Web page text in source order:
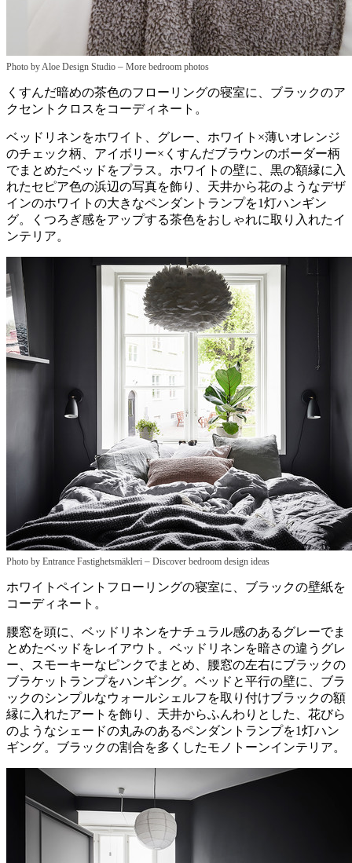
Photo by Aloe Design Studio – More bedroom photos
くすんだ暗めの茶色のフローリングの寝室に、ブラックのア
クセントクロスをコーディネート。
ベッドリネンをホワイト、グレー、ホワイト×薄いオレンジ
のチェック柄、アイボリー×くすんだブラウンのボーダー柄
でまとめたベッドをプラス。ホワイトの壁に、黒の額縁に入
れたセピア色の浜辺の写真を飾り、天井から花のようなデザ
インのホワイトの大きなペンダントランプを1灯ハンギン
グ。くつろぎ感をアップする茶色をおしゃれに取り入れたイ
ンテリア。
Photo by Entrance Fastighetsmäkleri – Discover bedroom design ideas
ホワイトペイントフローリングの寝室に、ブラックの壁紙を
コーディネート。
腰窓を頭に、ベッドリネンをナチュラル感のあるグレーでま
とめたベッドをレイアウト。ベッドリネンを暗さの違うグレ
ー、スモーキーなピンクでまとめ、腰窓の左右にブラックの
ブラケットランプをハンギング。ベッドと平行の壁に、ブラ
ックのシンプルなウォールシェルフを取り付けブラックの額
縁に入れたアートを飾り、天井からふんわりとした、花びら
のようなシェードの丸みのあるペンダントランプを1灯ハン
ギング。ブラックの割合を多くしたモノトーンインテリア。